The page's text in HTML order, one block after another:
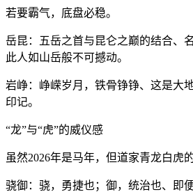
若要霸气，底盘必稳。
岳昆：五岳之首与昆仑之巅的结合、
此人如山岳般不可撼动。
岩峥：峥嵘岁月，铁骨铮铮、这是大
印记。
“龙”与“虎”的威仪感
虽然2026年是马年，但道家青龙白虎
骁御：骁，勇捷也；御，统治也、即